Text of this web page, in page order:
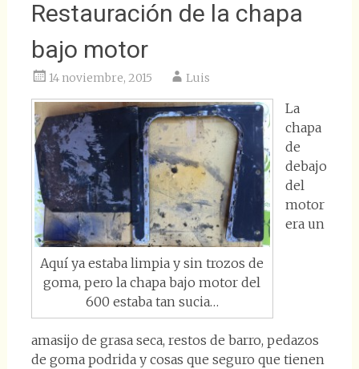
Restauración de la chapa
bajo motor
14 noviembre, 2015 Luis
Aquí ya estaba limpia y sin trozos de
goma, pero la chapa bajo motor del
600 estaba tan sucia…
La
chapa
de
debajo
del
motor
era un
amasijo de grasa seca, restos de barro, pedazos
de goma podrida y cosas que seguro que tienen